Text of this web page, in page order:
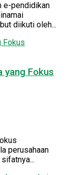
e-pendidikan
diikuti oleh...
yang Fokus
perusahaan